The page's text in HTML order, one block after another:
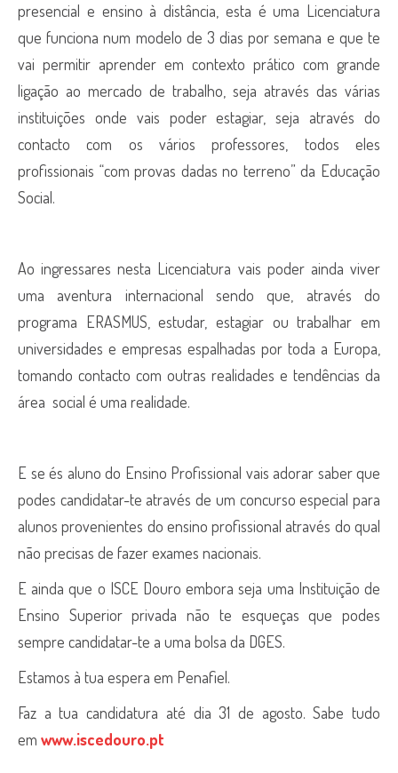
presencial e ensino à distância, esta é uma Licenciatura
que funciona num modelo de 3 dias por semana e que te
vai permitir aprender em contexto prático com grande
ligação ao mercado de trabalho, seja através das várias
instituições onde vais poder estagiar, seja através do
contacto com os vários professores, todos eles
profissionais “com provas dadas no terreno” da Educação
Social.
Ao ingressares nesta Licenciatura vais poder ainda viver
uma aventura internacional sendo que, através do
programa ERASMUS, estudar, estagiar ou trabalhar em
universidades e empresas espalhadas por toda a Europa,
tomando contacto com outras realidades e tendências da
área social é uma realidade.
E se és aluno do Ensino Profissional vais adorar saber que
podes candidatar-te através de um concurso especial para
alunos provenientes do ensino profissional através do qual
não precisas de fazer exames nacionais.
E ainda que o ISCE Douro embora seja uma Instituição de
Ensino Superior privada não te esqueças que podes
sempre candidatar-te a uma bolsa da DGES.
Estamos à tua espera em Penafiel.
Faz a tua candidatura até dia 31 de agosto. Sabe tudo
em www.iscedouro.pt